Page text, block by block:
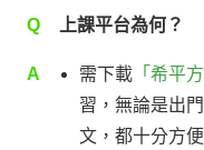
Q 上課平台為何？
A 需下載 「希平
習，無論是出
文，都十分方便